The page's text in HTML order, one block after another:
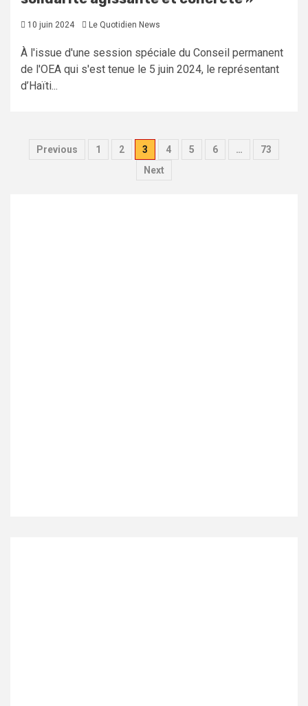
10 juin 2024 Le Quotidien News
À l'issue d'une session spéciale du Conseil permanent
de l'OEA qui s'est tenue le 5 juin 2024, le représentant
d’Haïti...
Pagination
Previous 1 2 3 4 5 6 …
73
Next